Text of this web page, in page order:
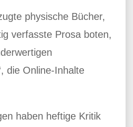
physische Bücher,
verfasste Prosa boten,
die Online-Inhalte
haben heftige Kritik